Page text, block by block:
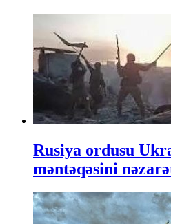
Rusiya ordusu
məntəqəsini